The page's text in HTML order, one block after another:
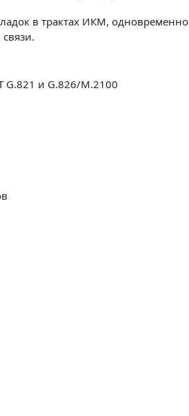
в трактах ИКМ, одновременно
G.821 и G.826/M.2100